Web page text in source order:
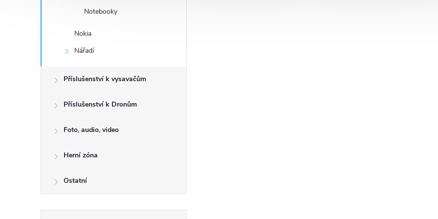
Notebooky
Nokia
Nářadí
Příslušenství k vysavačům
Příslušenství k Dronům
Foto, audio, video
Herní zóna
Ostatní